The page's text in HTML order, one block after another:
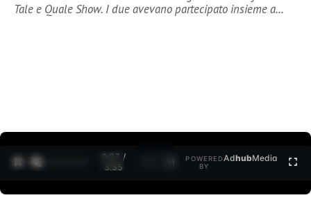
Tale e Quale Show. I due avevano partecipato insieme a…
0:27 /
3:35
POWERED
BY
AdhubMedia